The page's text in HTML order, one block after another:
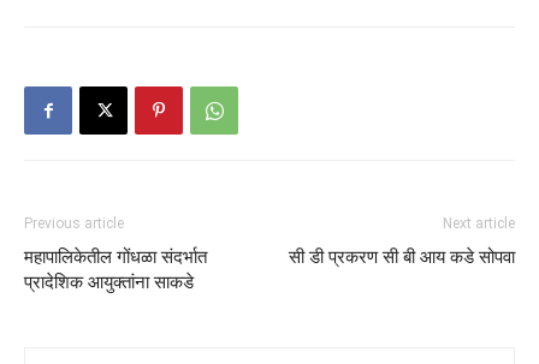
Previous article
महापालिकेतील गोंधळा संदर्भात
प्रादेशिक आयुक्तांना साकडे
Next article
सी डी प्रकरण सी बी आय कडे सोपवा